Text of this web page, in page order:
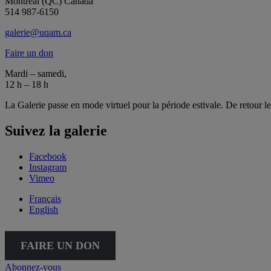
514 987-6150
galerie@uqam.ca
Faire un don
Mardi – samedi,
12 h – 18 h
La Galerie passe en mode virtuel pour la période estivale. De retour
Suivez la galerie
Facebook
Instagram
Vimeo
Français
English
FAIRE UN DON
Abonnez-vous